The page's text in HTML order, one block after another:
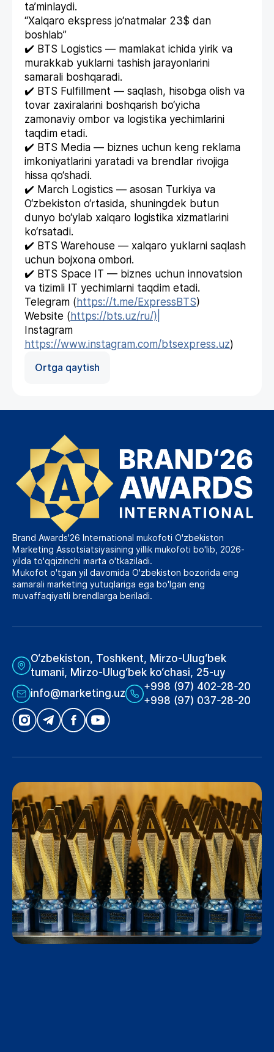
ta’minlaydi.
“Xalqaro ekspress jo‘natmalar 23$ dan
boshlab”
✔️ BTS Logistics — mamlakat ichida yirik va
murakkab yuklarni tashish jarayonlarini
samarali boshqaradi.
✔️ BTS Fulfillment — saqlash, hisobga olish va
tovar zaxiralarini boshqarish bo‘yicha
zamonaviy ombor va logistika yechimlarini
taqdim etadi.
✔️ BTS Media — biznes uchun keng reklama
imkoniyatlarini yaratadi va brendlar rivojiga
hissa qo‘shadi.
✔️ March Logistics — asosan Turkiya va
O‘zbekiston o‘rtasida, shuningdek butun
dunyo bo‘ylab xalqaro logistika xizmatlarini
ko‘rsatadi.
✔️ BTS Warehouse — xalqaro yuklarni saqlash
uchun bojxona ombori.
✔️ BTS Space IT — biznes uchun innovatsion
va tizimli IT yechimlarni taqdim etadi.
Telegram ( https://t.me/ExpressBTS)
Website ( https://bts.uz/ru/)|
Instagram
https://www.instagram.com/btsexpress.uz)
Ortga qaytish
Brand Awards'26 International mukofoti O'zbekiston
Marketing Assotsiatsiyasining yillik mukofoti bo'lib, 2026-
yilda to'qqizinchi marta o'tkaziladi.
Mukofot o'tgan yil davomida O'zbekiston bozorida eng
samarali marketing yutuqlariga ega bo'lgan eng
muvaffaqiyatli brendlarga beriladi.
O‘zbekiston, Toshkent, Mirzo-Ulug‘bek
tumani, Mirzo-Ulug‘bek ko‘chasi, 25-uy
info@marketing.uz
+998 (97) 402-28-20
+998 (97) 037-28-20